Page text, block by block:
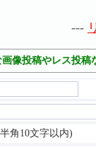
---
像投稿やレス投稿
角10文字以内)